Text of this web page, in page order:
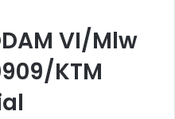
VI/Mlw
KTM